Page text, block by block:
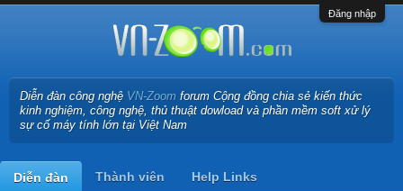
Đăng nhập
Diễn đàn công nghệ VN-Zoom forum Cộng đồng chia sẻ kiến thức
kinh nghiệm, công nghệ, thủ thuật dowload và phần mềm soft xử lý
sự cố máy tính lớn tại Việt Nam
Diễn đàn Thành viên Help Links